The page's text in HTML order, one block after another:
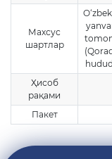
Махсус
шартлар
Ҳисоб
рақами
Пакет